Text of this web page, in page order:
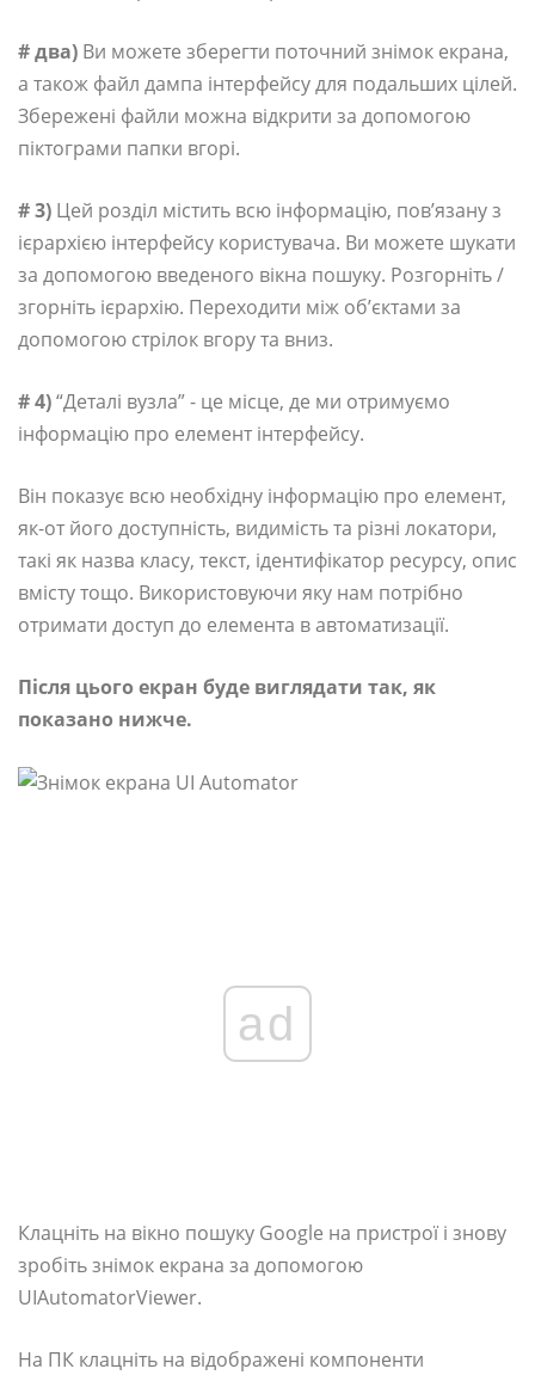
# два) Ви можете зберегти поточний знімок екрана,
а також файл дампа інтерфейсу для подальших цілей.
Збережені файли можна відкрити за допомогою
піктограми папки вгорі.
# 3) Цей розділ містить всю інформацію, пов’язану з
ієрархією інтерфейсу користувача. Ви можете шукати
за допомогою введеного вікна пошуку. Розгорніть /
згорніть ієрархію. Переходити між об’єктами за
допомогою стрілок вгору та вниз.
# 4)“Деталі вузла” - це місце, де ми отримуємо
інформацію про елемент інтерфейсу.
Він показує всю необхідну інформацію про елемент,
як-от його доступність, видимість та різні локатори,
такі як назва класу, текст, ідентифікатор ресурсу, опис
вмісту тощо. Використовуючи яку нам потрібно
отримати доступ до елемента в автоматизації.
Після цього екран буде виглядати так, як
показано нижче.
ad
Клацніть на вікно пошуку Google на пристрої і знову
зробіть знімок екрана за допомогою
UIAutomatorViewer.
На ПК клацніть на відображені компоненти